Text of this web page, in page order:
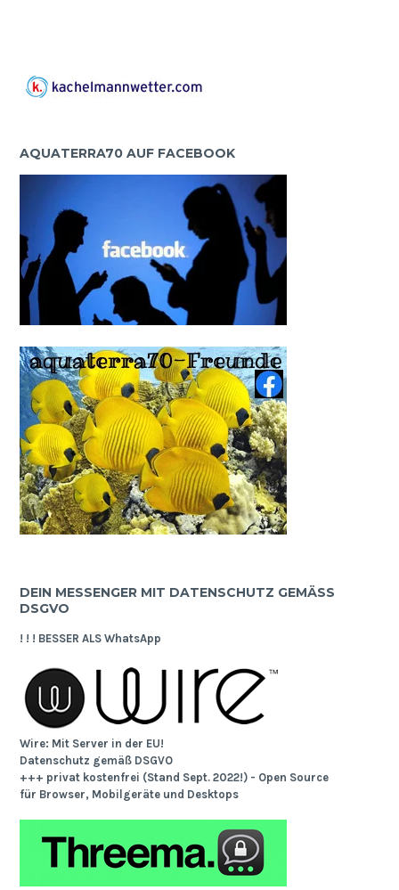
AQUATERRA70 AUF FACEBOOK
DEIN MESSENGER MIT DATENSCHUTZ GEMÄSS D
SGVO
! ! ! BESSER ALS WhatsApp
Wire: Mit Server in der EU!
Datenschutz gemäß DSGVO
+++ privat kostenfrei (Stand Sept. 2022!) - Open Source
für Browser, Mobilgeräte und Desktops